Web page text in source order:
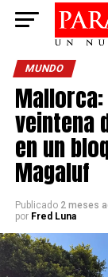
MUNDO
veintena
en un
Magaluf
Publicado 2 meses
por Fred Luna